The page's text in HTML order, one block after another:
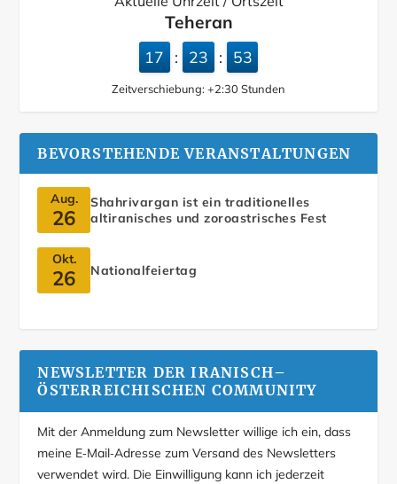
Teheran
17 : 23 : 54
Zeitverschiebung:+2:30 Stunden
BEVORSTEHENDE VERANSTALTUNGEN
Aug.
26
Shahrivargan ist ein traditionelles
altiranisches und zoroastrisches Fest
Okt.
26 Nationalfeiertag
NEWSLETTER DER IRANISCH–
ÖSTERREICHISCHEN COMMUNITY
Mit der Anmeldung zum Newsletter willige ich ein, dass
meine E‑Mail‑Adresse zum Versand des Newsletters
verwendet wird. Die Einwilligung kann ich jederzeit